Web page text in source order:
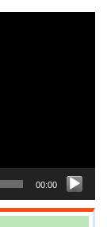
00:00